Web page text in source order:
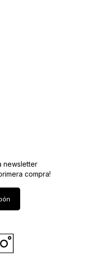
newsletter
compra!
